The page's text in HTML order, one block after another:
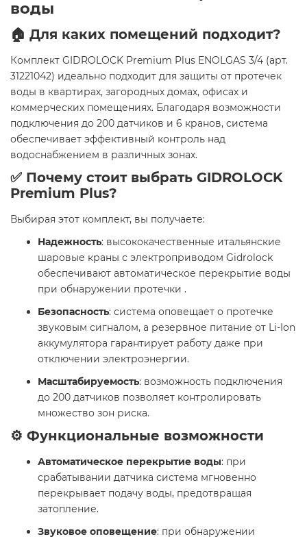
воды
🏠 Для каких помещений подходит?
Комплект GIDROLOCK Premium Plus ENOLGAS 3/4 (арт.
31221042) идеально подходит для защиты от протечек
воды в квартирах, загородных домах, офисах и
коммерческих помещениях. Благодаря возможности
подключения до 200 датчиков и 6 кранов, система
обеспечивает эффективный контроль над
водоснабжением в различных зонах.
✅ Почему стоит выбрать GIDROLOCK
Premium Plus?
Выбирая этот комплект, вы получаете:
Надежность: высококачественные итальянские
шаровые краны с электроприводом Gidrolock
обеспечивают автоматическое перекрытие воды
при обнаружении протечки .
Безопасность: система оповещает о протечке
звуковым сигналом, а резервное питание от Li-Ion
аккумулятора гарантирует работу даже при
отключении электроэнергии.
Масштабируемость: возможность подключения
до 200 датчиков позволяет контролировать
множество зон риска.
⚙️ Функциональные возможности
Автоматическое перекрытие воды: при
срабатывании датчика система мгновенно
перекрывает подачу воды, предотвращая
затопление.
Звуковое оповещение: при обнаружении